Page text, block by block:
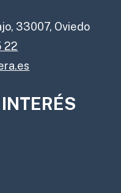
33007, Oviedo
22